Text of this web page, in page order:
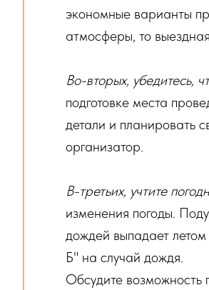
экономные варианты
атмосферы, то
Во-вторых, убедитесь,
подготовке места
детали и планировать
организатор.
В-третьих, учтите
изменения погоды.
дождей выпадает
Б" на случай дождя.
Обсудите возможность